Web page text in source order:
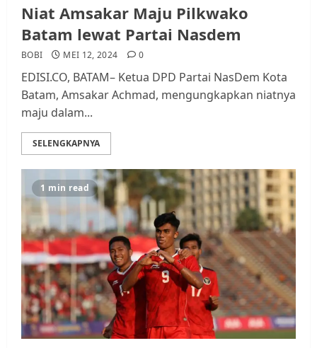
Niat Amsakar Maju Pilkwako
Batam lewat Partai Nasdem
BOBI MEI 12, 2024 0
EDISI.CO, BATAM– Ketua DPD Partai NasDem Kota
Batam, Amsakar Achmad, mengungkapkan niatnya
maju dalam...
SELENGKAPNYA
1 min read